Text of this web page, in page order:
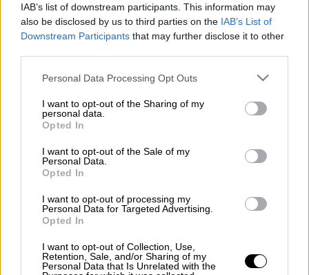
IAB’s list of downstream participants. This information may
also be disclosed by us to third parties on the IAB’s List of
Downstream Participants that may further disclose it to other
Please note that this website/app uses one or more Google
not limited to your visit or usage behaviour. You may click to
grant or deny consent to Google and its third-party tags to
use your data for below specified purposes in below Google
consent section.
Personal Data Processing Opt Outs
I want to opt-out of the Sharing of my
personal data.
Opted In
I want to opt-out of the Sale of my
Personal Data.
Opted In
I want to opt-out of processing my
Personal Data for Targeted Advertising.
Opted In
I want to opt-out of Collection, Use,
Retention, Sale, and/or Sharing of my
Personal Data that Is Unrelated with the
Τοεπεισόδιοσυνέβητο απόγευμα της
Κυριακής (12/5) σε συνοικία του Βόλου. Ο
εισέβαλε στο σπίτι
φραστικές απειλές.
ΔΙΑΒΑΣΤΕ ΕΠΙΣΗΣ
Ελλάδα|13.05.2025 12:42
Φωτιά τώρα στη Νέα Μανωλάδα -
Στις φλόγες καταυλισμός εργατών
γης
Ελλάδα|13.05.2025 12:56
Τροχαίο στην Ποσειδώνος: Βίντεο